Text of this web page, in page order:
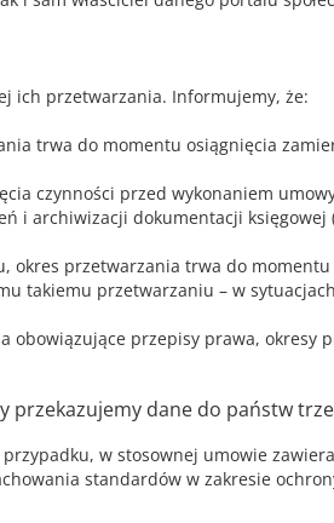
ich przetwarzania. Informujemy, że:
trwa do momentu osiągnięcia
czynności przed wykonaniem
i archiwizacji dokumentacji księgowej
okres przetwarzania trwa do
takiemu przetwarzaniu – w
przepisy prawa, okresy
przekazujemy dane do państw
w stosownej umowie
standardów w zakresie